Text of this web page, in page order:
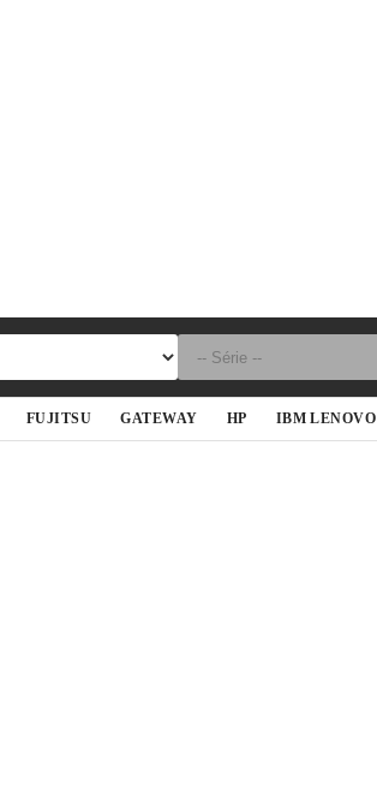
FUJITSU GATEWAY HP IBM LENOVO